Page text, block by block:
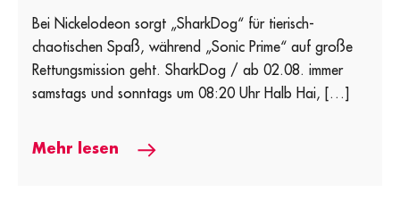
Bei Nickelodeon sorgt „SharkDog“ für tierisch-
chaotischen Spaß, während „Sonic Prime“ auf große
Rettungsmission geht. SharkDog / ab 02.08. immer
samstags und sonntags um 08:20 Uhr Halb Hai, […]
Mehr lesen